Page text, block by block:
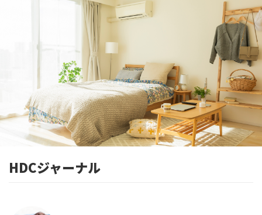
HDCジャーナル